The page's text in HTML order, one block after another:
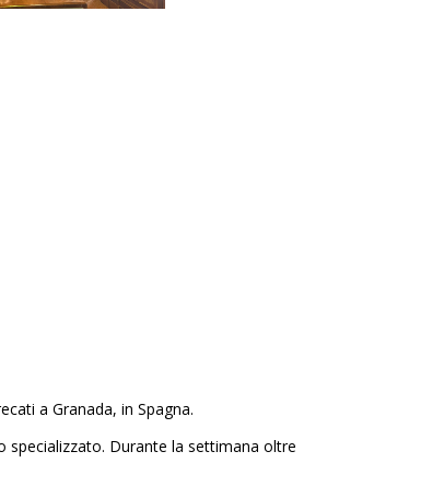
a Granada, in Spagna.
specializzato. Durante la settimana oltre